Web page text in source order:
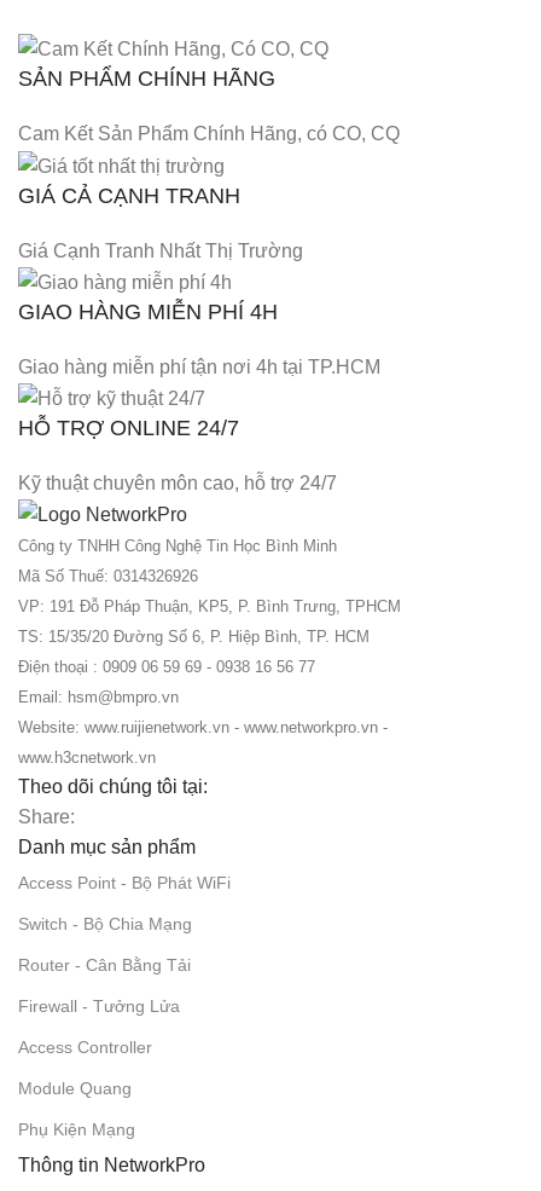
SẢN PHẨM CHÍNH HÃNG
Cam Kết Sản Phẩm Chính Hãng, có CO, CQ
GIÁ CẢ CẠNH TRANH
Giá Cạnh Tranh Nhất Thị Trường
GIAO HÀNG MIỄN PHÍ 4H
Giao hàng miễn phí tận nơi 4h tại TP.HCM
HỖ TRỢ ONLINE 24/7
Kỹ thuật chuyên môn cao, hỗ trợ 24/7
Công ty TNHH Công Nghệ Tin Học Bình Minh
Mã Số Thuế: 0314326926
VP: 191 Đỗ Pháp Thuận, KP5, P. Bình Trưng, TPHCM
TS: 15/35/20 Đường Số 6, P. Hiệp Bình, TP. HCM
Điện thoại : 0909 06 59 69 - 0938 16 56 77
Email: hsm@bmpro.vn
Website: www.ruijienetwork.vn - www.networkpro.vn -
www.h3cnetwork.vn
Theo dõi chúng tôi tại:
Share:
Danh mục sản phẩm
Access Point - Bộ Phát WiFi
Switch - Bộ Chia Mạng
Router - Cân Bằng Tải
Firewall - Tưởng Lửa
Access Controller
Module Quang
Phụ Kiện Mạng
Thông tin NetworkPro